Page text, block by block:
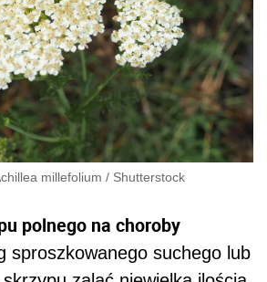
millefolium / Shutterstock
polnego na choroby
sproszkowanego suchego lub